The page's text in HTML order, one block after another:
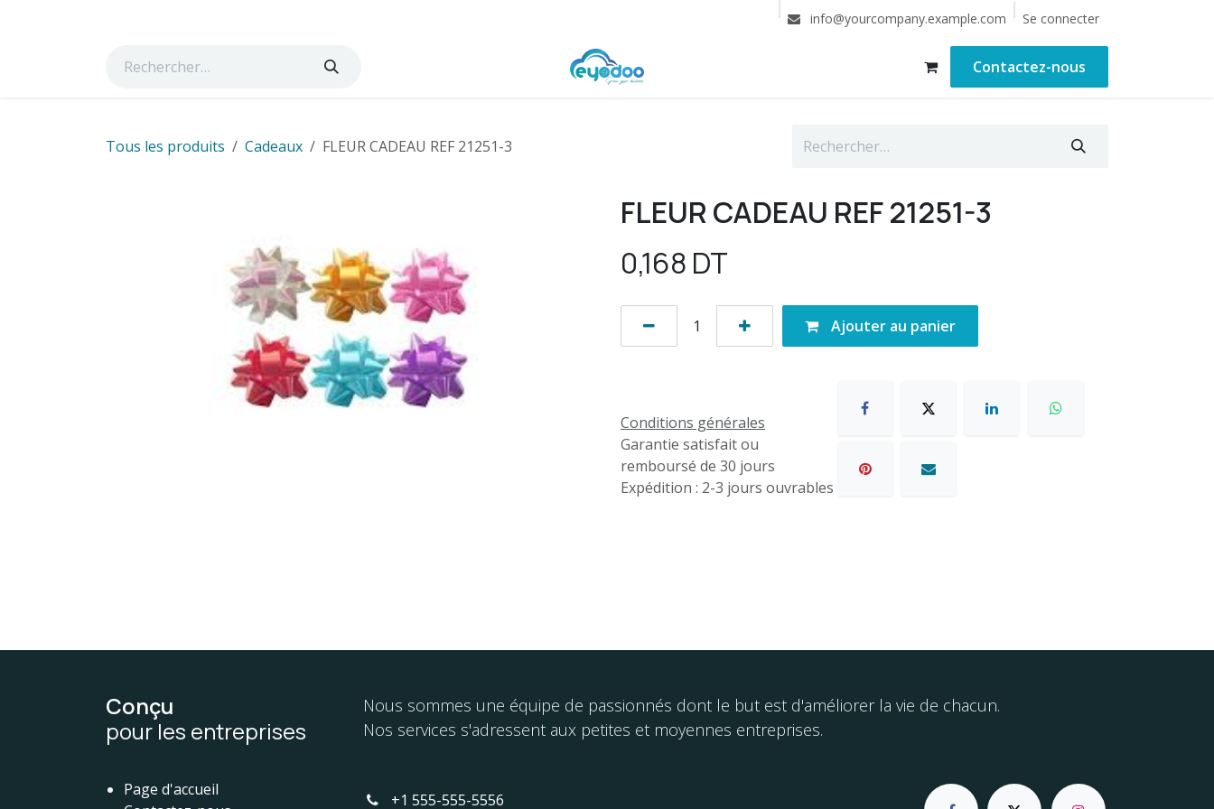
info@yourcompany.example.com Se connecter
Contactez-nous
Tous les produits Cadeaux FLEUR CADEAU REF 21251-3
FLEUR CADEAU REF 21251-3
0,168 DT
Ajouter au panier
Conditions générales
Garantie satisfait ou
remboursé de 30 jours
Expédition : 2-3 jours ouvrables
Conçu
pour les entreprises
Nous sommes une équipe de passionnés dont le but est d'améliorer la vie de chacun.
Nos services s'adressent aux petites et moyennes entreprises.
Page d'accueil
+1 555-555-5556